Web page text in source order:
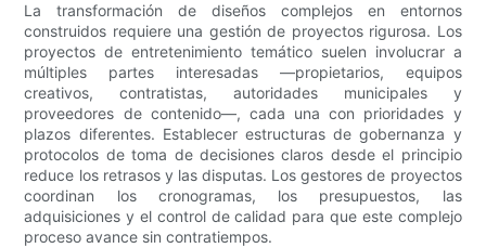
La transformación de diseños complejos en entornos
construidos requiere una gestión de proyectos rigurosa. Los
proyectos de entretenimiento temático suelen involucrar a
múltiples partes interesadas —propietarios, equipos
creativos, contratistas, autoridades municipales y
proveedores de contenido—, cada una con prioridades y
plazos diferentes. Establecer estructuras de gobernanza y
protocolos de toma de decisiones claros desde el principio
reduce los retrasos y las disputas. Los gestores de proyectos
coordinan los cronogramas, los presupuestos, las
adquisiciones y el control de calidad para que este complejo
proceso avance sin contratiempos.